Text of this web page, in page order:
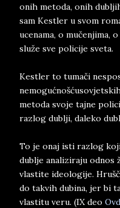
onih metoda, onih
sam Kestler u svom
ucenama, o mučenjima,
služe sve policije sveta.
Kestler to tumači
metoda svoje tajne
razlog dublji, daleko
To je onaj isti razlog
dublje analiziraju odnos
vlastite ideologije.
do takvih dubina, jer bi
vlastitu veru. (IX deo